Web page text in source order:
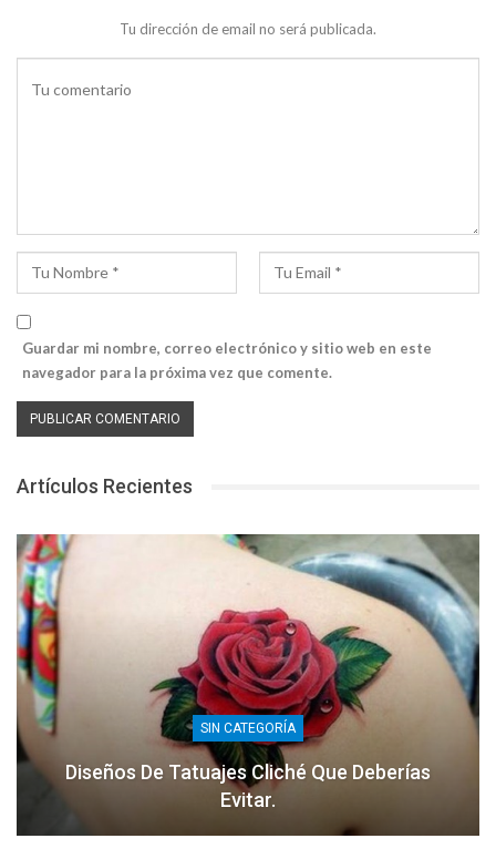
Tu dirección de email no será publicada.
Guardar mi nombre, correo electrónico y sitio web en este
navegador para la próxima vez que comente.
Artículos Recientes
SIN CATEGORÍA
Diseños De Tatuajes Cliché Que Deberías
Evitar.